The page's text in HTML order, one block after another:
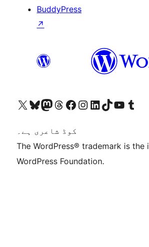
BuddyPress
↗
Visit our X (formerly Twitter) account
ہمارے بلیواسکائی اکاؤنٹ پر جائیں
Visit our Mastodon account
ہمارے ٹھریڈز اکاؤنٹ پر جائیں
Visit our Facebook page
Visit our Instagram account
Visit our LinkedIn account
ہمارے ٹک ٹاک اکاؤنٹ پر جائیں
Visit our YouTube
اکاؤنٹ پر جائیں
کوڈ شاعری ہے۔
The WordPress® trademark is
WordPress Foundation.